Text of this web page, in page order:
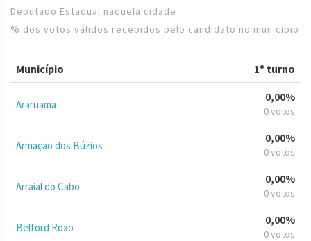
Deputado Estadual naquela cidade
% dos votos válidos recebidos pelo candidato no município
Município 1º turno
Araruama
0,00%
0 votos
Armação dos Búzios
0,00%
0 votos
Arraial do Cabo
0,00%
0 votos
Belford Roxo
0,00%
0 votos